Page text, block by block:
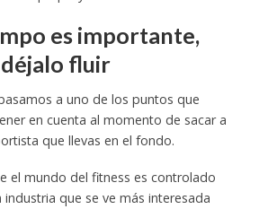
es importante,
fluir
a uno de los puntos que
en cuenta al momento de sacar a
que llevas en el fondo.
el mundo del fitness es controlado
que se ve más interesada